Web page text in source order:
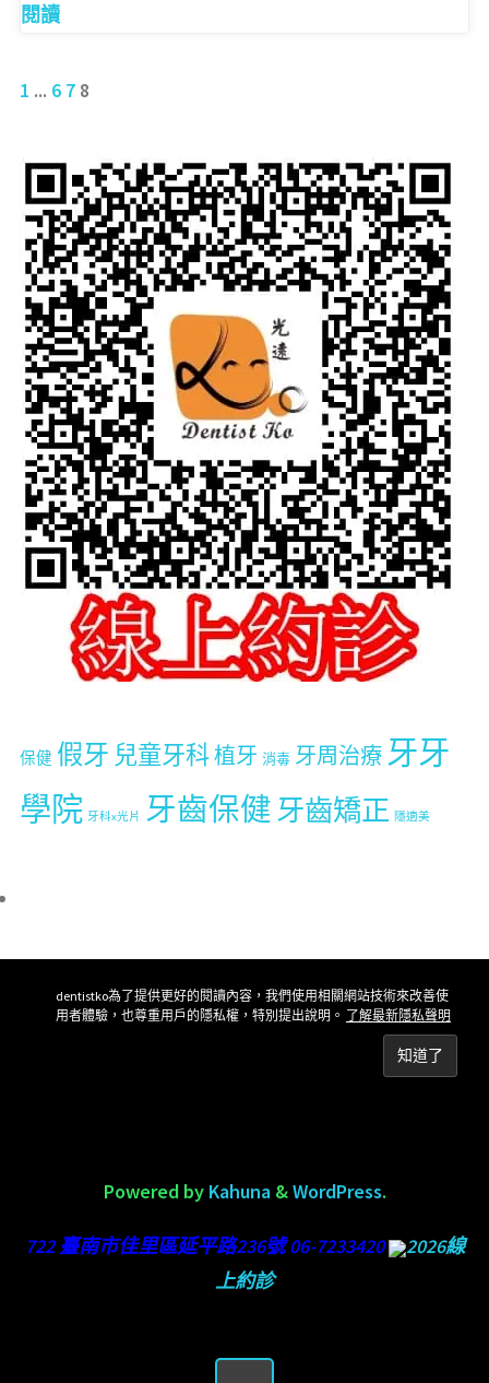
閱讀"光
牙
所
主
頁"
文
章
分
頁
1 ... 6 7 8
保健 假牙 兒童牙科植牙 消毒 牙周治療牙牙
學院 牙科x光片 牙齒保健牙齒矯正 隱適美
dentistko為了提供更好的閱讀內容，我們使用相關網站技術來改善使
用者體驗，也尊重用戶的隱私權，特別提出說明。 了解最新隱私聲明
Powered byKahuna&WordPress.
722 臺南市佳里區延平路236號 06-7233420
2026線
上約診